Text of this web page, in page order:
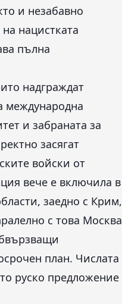
и незабавно
нацистката
пълна
надграждат
международна
и забраната за
засягат
войски от
вече е включила в
заедно с Крим,
с това Москва
план. Числата
руско предложение